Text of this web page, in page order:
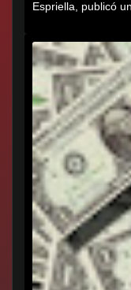
Espriella, publicó